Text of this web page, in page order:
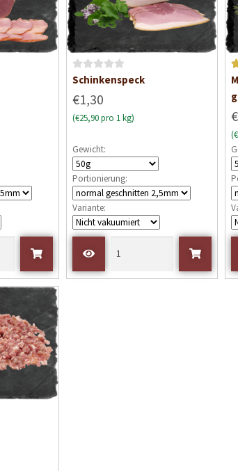
B
w
e
t
e
t
m
i
0
n
Schinkenspeck
€1,30
(€25,90 pro 1 kg)
Gewicht:
Portionierung:
Variante: